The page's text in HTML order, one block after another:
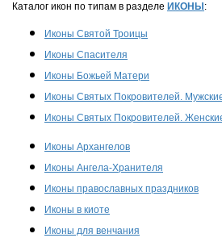
Каталог икон по типам в разделе ИКОНЫ :
Иконы Святой Троицы
Иконы Спасителя
Иконы Божьей Матери
Иконы Святых Покровителей.
Иконы Святых Покровителей.
Иконы Архангелов
Иконы Ангела-Хранителя
Иконы православных праздников
Иконы в киоте
Иконы для венчания